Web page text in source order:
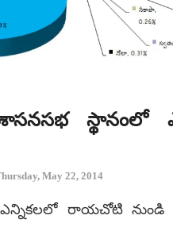
స్థానంలో
May 22, 2014
ఎన్నికలలో రాయచోటి నుండి